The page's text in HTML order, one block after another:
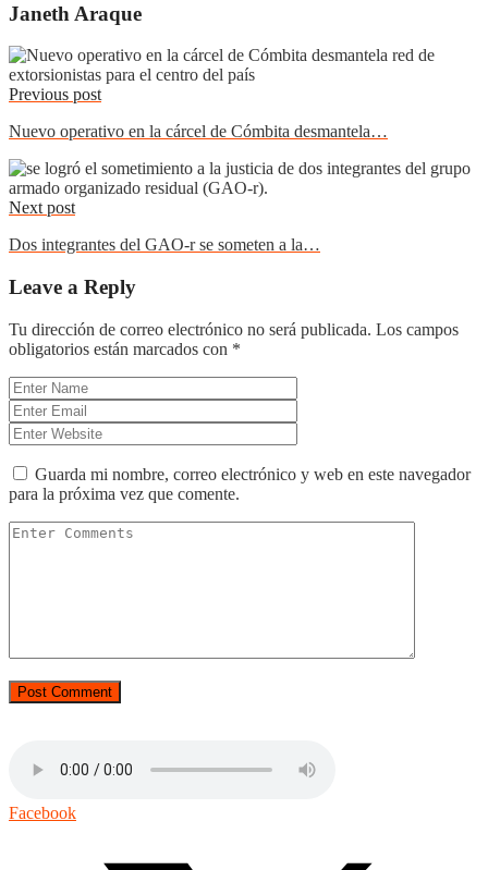
Janeth Araque
Previous post
Nuevo operativo en la cárcel de Cómbita desmantela…
Next post
Dos integrantes del GAO-r se someten a la…
Leave a Reply
Tu dirección de correo electrónico no será publicada. Los campos
obligatorios están marcados con *
Guarda mi nombre, correo electrónico y web en este navegador
para la próxima vez que comente.
Facebook